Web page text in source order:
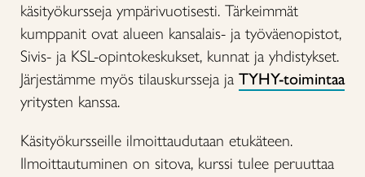
käsityökursseja ympärivuotisesti. Tärkeimmät
kumppanit ovat alueen kansalais- ja työväenopistot,
Sivis- ja KSL-opintokeskukset, kunnat ja yhdistykset.
Järjestämme myös tilauskursseja ja TYHY-toimintaa
yritysten kanssa.
Käsityökursseille ilmoittaudutaan etukäteen.
Ilmoittautuminen on sitova, kurssi tulee peruuttaa